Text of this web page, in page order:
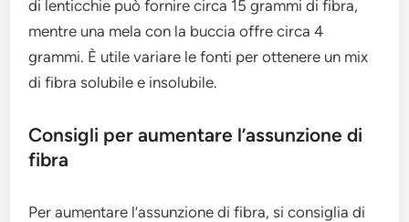
di lenticchie può fornire circa 15 grammi di fibra,
mentre una mela con la buccia offre circa 4
grammi. È utile variare le fonti per ottenere un mix
di fibra solubile e insolubile.
Consigli per aumentare l’assunzione di
fibra
Per aumentare l’assunzione di fibra, si consiglia di